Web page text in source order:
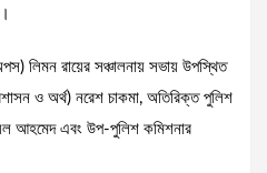
লিমন রায়ের সঞ্চালনায় সভায় উপস্থিত
ও অর্থ) নরেশ চাকমা, অতিরিক্ত পুলিশ
আহমেদ এবং উপ-পুলিশ কমিশনার